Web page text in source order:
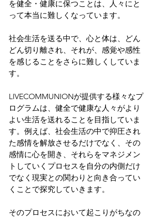
を健全・健康に保つことは、人々にと
って本当に難しくなっています。
社会生活を送る中で、心と体は、どん
どん切り離され、それが、感覚や感性
を感じることをさらに難しくしていま
す。
LIVECOMMUNIONが提供する様々なプ
ログラムは、健全で健康な人々がより
よい生活を送れることを目指していま
す。例えば、社会生活の中で抑圧され
た感情を解放させるだけでなく、その
感情に心を開き、それらをマネジメン
トしていくプロセスを自分の内側だけ
でなく現実との関わりと向き合ってい
くことで探究していきます。
そのプロセスにおいて起こりがちなの